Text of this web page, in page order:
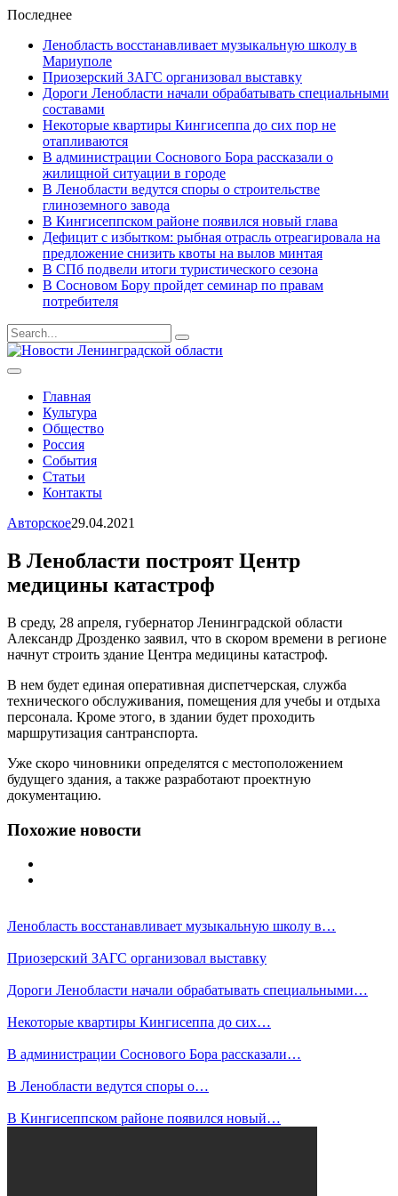
Последнее
Ленобласть восстанавливает музыкальную школу в
Мариуполе
Приозерский ЗАГС организовал выставку
Дороги Ленобласти начали обрабатывать специальными
составами
Некоторые квартиры Кингисеппа до сих пор не
отапливаются
В администрации Соснового Бора рассказали о
жилищной ситуации в городе
В Ленобласти ведутся споры о строительстве
глиноземного завода
В Кингисеппском районе появился новый глава
Дефицит с избытком: рыбная отрасль отреагировала на
предложение снизить квоты на вылов минтая
В СПб подвели итоги туристического сезона
В Сосновом Бору пройдет семинар по правам
потребителя
Результаты
поиска
Главная
Культура
Общество
Россия
События
Статьи
Контакты
Авторское29.04.2021
В Ленобласти построят Центр
медицины катастроф
В среду, 28 апреля, губернатор Ленинградской области
Александр Дрозденко заявил, что в скором времени в регионе
начнут строить здание Центра медицины катастроф.
В нем будет единая оперативная диспетчерская, служба
технического обслуживания, помещения для учебы и отдыха
персонала. Кроме этого, в здании будет проходить
маршрутизация сантранспорта.
Уже скоро чиновники определятся с местоположением
будущего здания, а также разработают проектную
документацию.
Похожие новости
Ленобласть восстанавливает музыкальную школу в…
Приозерский ЗАГС организовал выставку
Дороги Ленобласти начали обрабатывать специальными…
Некоторые квартиры Кингисеппа до сих…
В администрации Соснового Бора рассказали…
В Ленобласти ведутся споры о…
В Кингисеппском районе появился новый…